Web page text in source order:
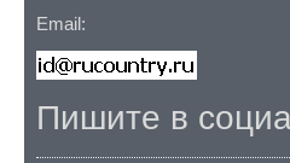
Email:
Пишите в